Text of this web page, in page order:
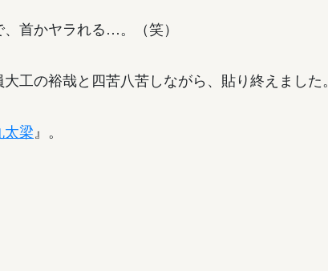
首かヤラれる…。（笑）
工の裕哉と四苦八苦しながら、貼り終えました。
太梁 』。